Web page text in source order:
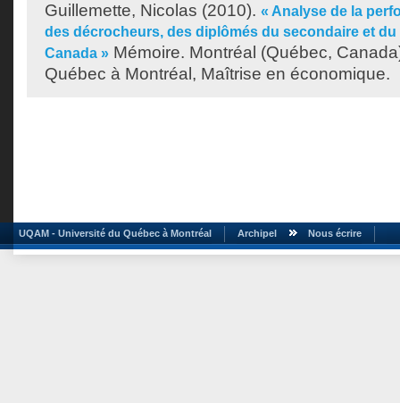
Guillemette, Nicolas (2010). « Analyse de la
des décrocheurs, des diplômés du secondaire et
Canada » Mémoire. Montréal (Québec,
Québec à Montréal, Maîtrise en économique.
UQAM - Université du Québec à Montréal Archipel Nous écrire